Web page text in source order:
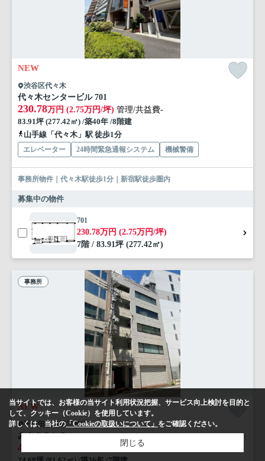
NEW
渋谷区代々木
代々木センタービル 701
230.78万円 (2.75万円/坪) 管理/共益費-
83.91坪 (277.42㎡) /築40年 /8階建
山手線「代々木」駅 徒歩1分
エレベーター 24時間緊急通報システム 機械警備
事務所物件｜代々木駅徒歩1分｜新宿駅徒歩圏内
募集中の物件
701
230.78万円 (2.75万円/坪)
7階 / 83.91坪 (277.42㎡)
事務所
NEW
千代田区神田三崎町
みさきＢＬＤ
40.73
管理/共益費-
当サイトでは、お客様の当サイト利用状況把握、サービス向上検討を目的と
して、クッキー（Cookie）を使用しています。
詳しくは、当社の「Cookieの取扱いについて」 をご確認ください。
閉じる